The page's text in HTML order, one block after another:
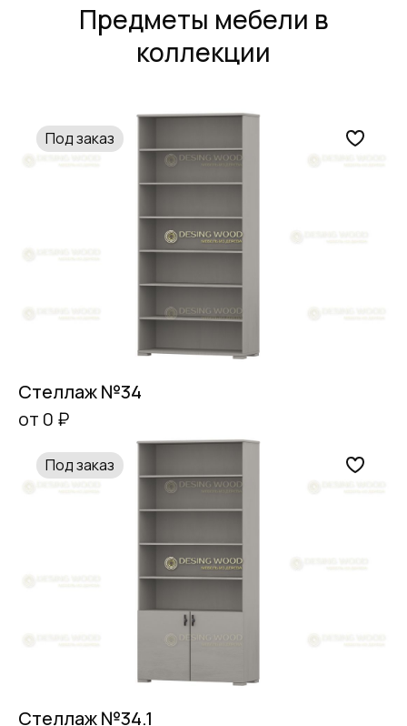
Предметы мебели в
коллекции
Под заказ
Стеллаж №34
от 0 ₽
Под заказ
Стеллаж №34.1